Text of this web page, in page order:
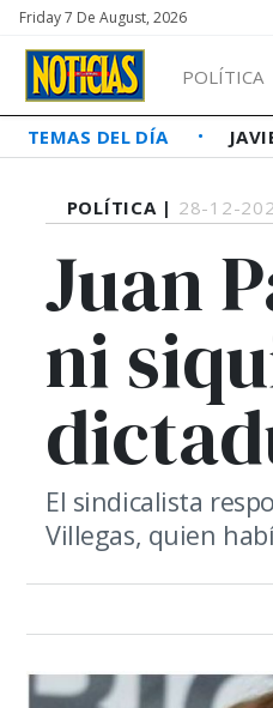
Friday 7 De August, 2026
POLÍTICA
TEMAS DEL DÍA
POLÍTICA | 28-12-
Juan
ni
El sindicalista
Villegas, quien